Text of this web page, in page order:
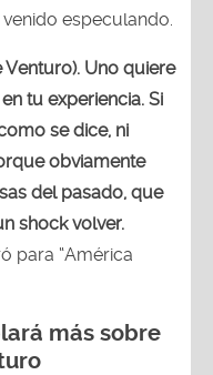
especulando.
Venturo). Uno quiere
tu experiencia. Si
se dice, ni
obviamente
del pasado, que
shock volver.
para “América
más sobre